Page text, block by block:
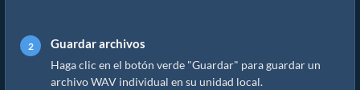
Guardar archivos
Haga clic en el botón verde "Guardar" para guardar un
archivo WAV individual en su unidad local.